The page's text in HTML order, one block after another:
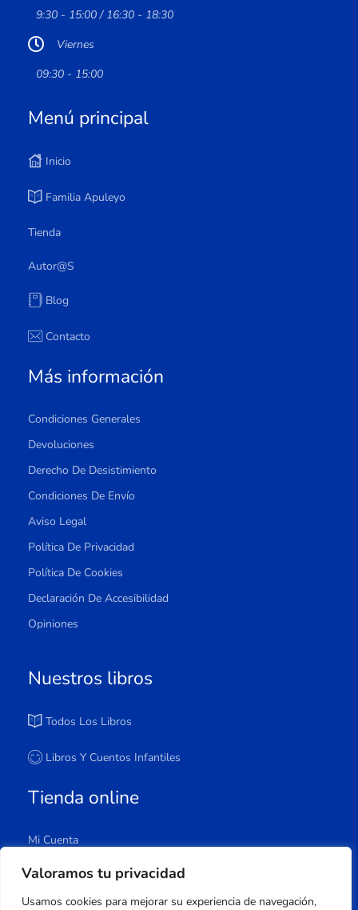
Valoramos tu privacidad
Usamos cookies para mejorar su experiencia de navegación,
9:30 - 15:00 / 16:30 - 18:30
Viernes
09:30 - 15:00
Menú principal
Inicio
Familia Apuleyo
Tienda
Autor@s
Blog
Contacto
Más información
Condiciones Generales
Devoluciones
Derecho De Desistimiento
Condiciones De Envío
Aviso Legal
Política De Privacidad
Política De Cookies
Declaración De Accesibilidad
Opiniones
Nuestros libros
Todos Los Libros
Libros Y Cuentos Infantiles
Tienda online
Mi Cuenta
Carrito